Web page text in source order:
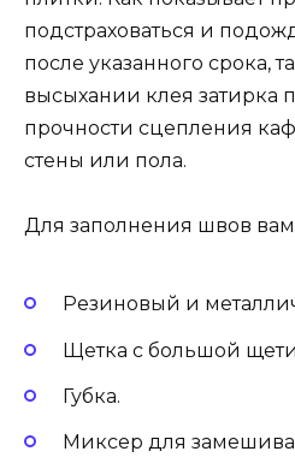
подстраховаться и
после указанного срока,
высыхании клея затирка
прочности сцепления
стены или пола.
Для заполнения швов
Резиновый и
Щетка с большой
Губка.
Миксер для